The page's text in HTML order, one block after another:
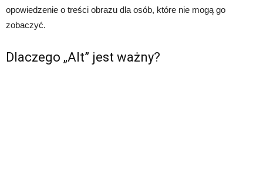
opowiedzenie o treści obrazu dla osób, które nie mogą go
zobaczyć.
Dlaczego „Alt” jest ważny?